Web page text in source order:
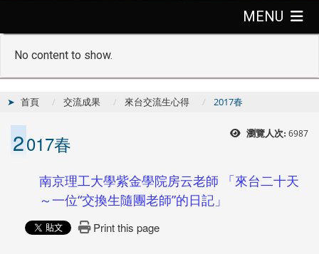
MENU
No content to show.
首頁 交流成果 來台交流生心得 2017春
瀏覽人次: 6987
2017春
南京理工大學紫金學院房云老師 「來台二十天
～一位“交換生隨團老師”的日記」
Print this page